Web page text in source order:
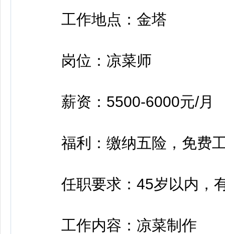
工作地点：金塔
岗位：凉菜师
薪资：5500-6000元/月
福利：缴纳五险，免费工
任职要求：45岁以内，
工作内容：凉菜制作